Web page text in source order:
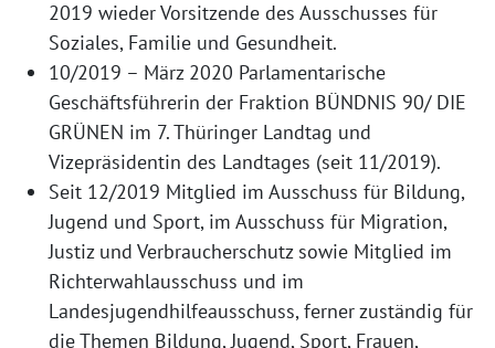
2019 wieder Vorsitzende des Ausschusses für
Soziales, Familie und Gesundheit.
10/2019 – März 2020 Parlamentarische
Geschäftsführerin der Fraktion BÜNDNIS 90/ DIE
GRÜNEN im 7. Thüringer Landtag und
Vizepräsidentin des Landtages (seit 11/2019).
Seit 12/2019 Mitglied im Ausschuss für Bildung,
Jugend und Sport, im Ausschuss für Migration,
Justiz und Verbraucherschutz sowie Mitglied im
Richterwahlausschuss und im
Landesjugendhilfeausschuss, ferner zuständig für
die Themen Bildung, Jugend, Sport, Frauen,